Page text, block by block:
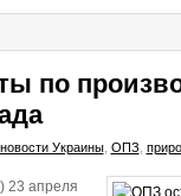
по
новости Украины, ОПЗ
23 апреля